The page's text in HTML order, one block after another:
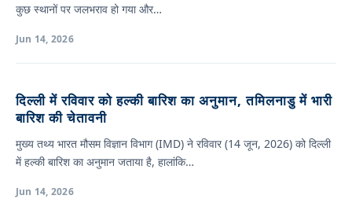
कुछ स्थानों पर जलभराव हो गया और…
Jun 14, 2026
दिल्ली में रविवार को हल्की बारिश का अनुमान, तमिलनाडु में भारी
बारिश की चेतावनी
मुख्य तथ्य भारत मौसम विज्ञान विभाग (IMD) ने रविवार (14 जून, 2026) को दिल्ली
में हल्की बारिश का अनुमान जताया है, हालांकि…
Jun 14, 2026